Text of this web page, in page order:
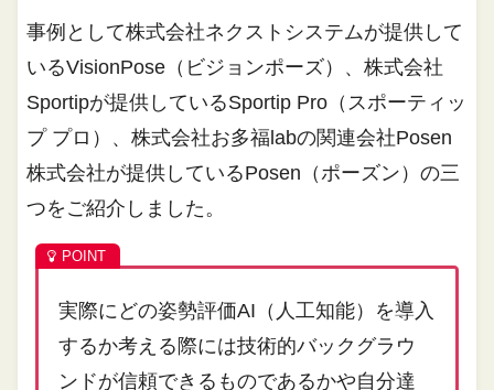
事例として株式会社ネクストシステムが提供して
いるVisionPose（ビジョンポーズ）、株式会社
Sportipが提供しているSportip Pro（スポーティッ
プ プロ）、株式会社お多福labの関連会社Posen
株式会社が提供しているPosen（ポーズン）の三
つをご紹介しました。
実際にどの姿勢評価AI（人工知能）を導入
するか考える際には技術的バックグラウ
ンドが信頼できるものであるかや自分達